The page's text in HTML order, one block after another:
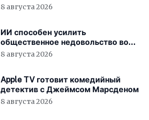
8 августа 2026
ИИ способен усилить
общественное недовольство во
всём мире
8 августа 2026
Apple TV готовит комедийный
детектив с Джеймсом Марсденом
8 августа 2026